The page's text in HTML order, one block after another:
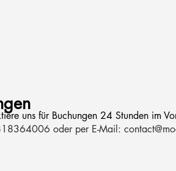
uns für Buchungen 24 Stunden im
oder per E-Mail: